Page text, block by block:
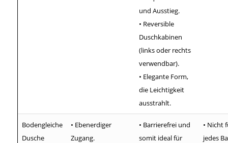
und Ausstieg.
• Reversible
Duschkabinen
(links oder rechts
verwendbar).
• Elegante Form,
die Leichtigkeit
ausstrahlt.
Bodengleiche
Dusche
• Ebenerdiger
Zugang.
• Barrierefrei und
somit ideal für
• Nicht
jedes